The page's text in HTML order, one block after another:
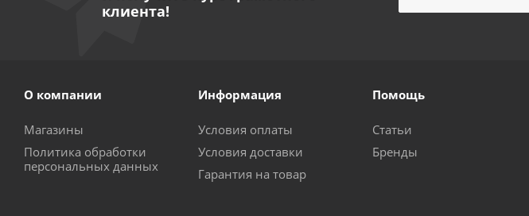
клиента!
О компании
Магазины
Политика обработки
персональных данных
Информация
Условия оплаты
Условия доставки
Гарантия на товар
Помощь
Статьи
Бренды